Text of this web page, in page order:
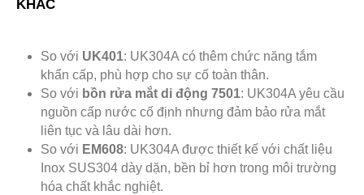
KHÁC
So với UK401: UK304A có thêm chức năng tắm
khẩn cấp, phù hợp cho sự cố toàn thân.
So với bồn rửa mắt di động 7501: UK304A yêu cầu
nguồn cấp nước cố định nhưng đảm bảo rửa mắt
liên tục và lâu dài hơn.
So với EM608: UK304A được thiết kế với chất liệu
Inox SUS304 dày dặn, bền bỉ hơn trong môi trường
hóa chất khắc nghiệt.